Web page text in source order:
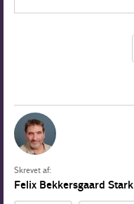
Skrevet af:
Felix Bekkersgaard Stark